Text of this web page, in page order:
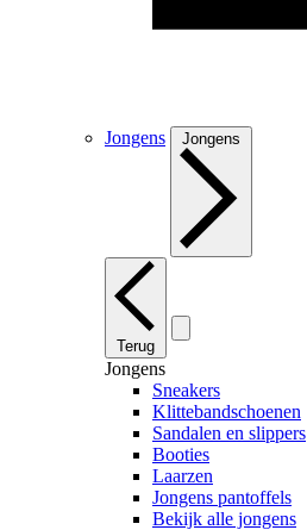
Jongens Jongens
Terug
Jongens
Sneakers
Klittebandschoenen
Sandalen en slippers
Booties
Laarzen
Jongens pantoffels
Bekijk alle jongens